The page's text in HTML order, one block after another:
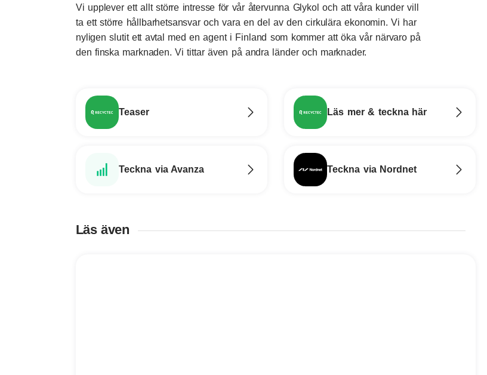
Vi upplever ett allt större intresse för vår återvunna Glykol och att våra kunder vill
ta ett större hållbarhetsansvar och vara en del av den cirkulära ekonomin. Vi har
nyligen slutit ett avtal med en agent i Finland som kommer att öka vår närvaro på
den finska marknaden. Vi tittar även på andra länder och marknader.
Teaser Läs mer & teckna här
Teckna via Avanza Teckna via Nordnet
Läs även